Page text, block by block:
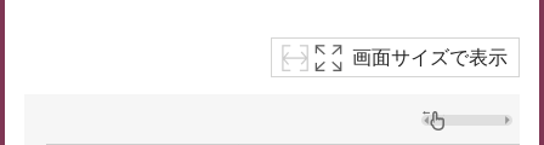
画面サイズで表示